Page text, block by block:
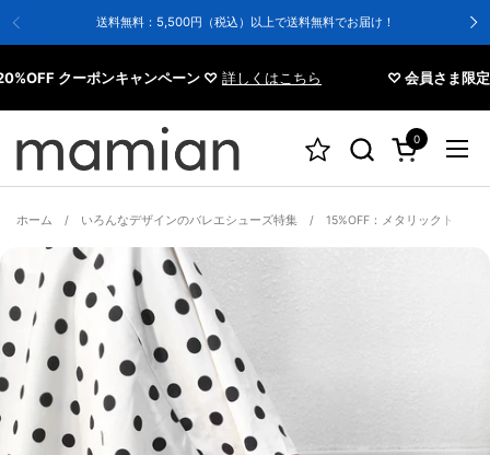
送料無料：5,500円（税込）以上で送料無料でお届け！
クーポンキャンペーン ♡ 詳しくはこちら ♡ 会員さま限定
カートを開く
0
メニ
ホーム / いろんなデザインのバレエシューズ特集 / 15%OFF：メタリックトゥ バ